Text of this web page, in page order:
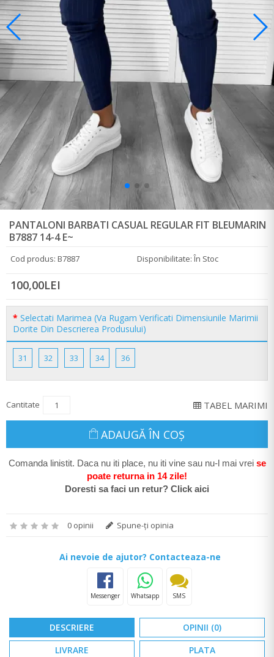
PANTALONI BARBATI CASUAL REGULAR FIT BLEUMARIN
B7887 14-4 E~
Cod produs: B7887 Disponibilitate: În Stoc
100,00LEI
Selectati Marimea (Va Rugam Verificati Dimensiunile Marimii
Dorite Din Descrierea Produsului)
31 32 33 34 36
Cantitate TABEL MARIMI
ADAUGĂ ÎN COŞ
Comanda linistit. Daca nu iti place, nu iti vine sau nu-l mai vrei se
poate returna in 14 zile!
Doresti sa faci un retur? Click aici
0 opinii Spune-ţi opinia
Ai nevoie de ajutor? Contacteaza-ne
Messenger Whatsapp SMS
DESCRIERE
OPINII (0)
LIVRARE
PLATA